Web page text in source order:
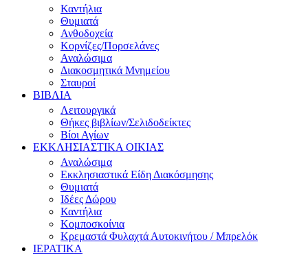
Καντήλια
Θυμιατά
Ανθοδοχεία
Κορνίζες/Πορσελάνες
Αναλώσιμα
Διακοσμητικά Μνημείου
Σταυροί
ΒΙΒΛΙΑ
Λειτουργικά
Θήκες βιβλίων/Σελιδοδείκτες
Βίοι Αγίων
ΕΚΚΛΗΣΙΑΣΤΙΚΑ ΟΙΚΙΑΣ
Αναλώσιμα
Εκκλησιαστικά Είδη Διακόσμησης
Θυμιατά
Ιδέες Δώρου
Καντήλια
Κομποσκοίνια
Κρεμαστά Φυλαχτά Αυτοκινήτου / Μπρελόκ
ΙΕΡΑΤΙΚΑ